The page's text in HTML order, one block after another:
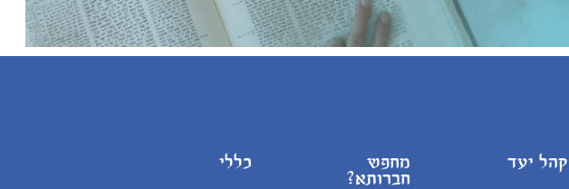
קהל יעד
מחפש
חברותא?
כללי